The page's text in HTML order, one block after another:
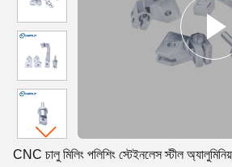
CNC চালু মিলিং পলিশিং স্টেইনলেস স্টীল